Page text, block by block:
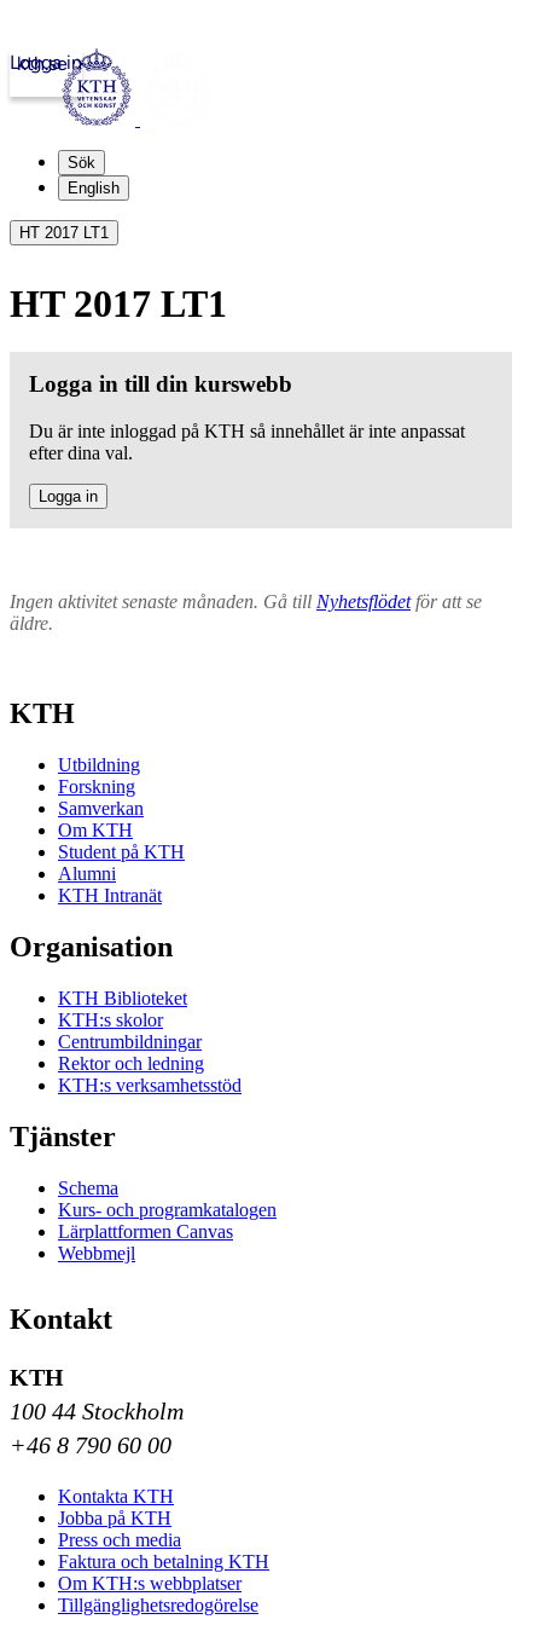
kth.se
Logga in
Sök
English
HT 2017 LT1
HT 2017 LT1
Logga in till din kurswebb
Du är inte inloggad på KTH så innehållet är inte anpassat
efter dina val.
Logga in
Ingen aktivitet senaste månaden. Gå till Nyhetsflödetför att se
äldre.
KTH
Utbildning
Forskning
Samverkan
Om KTH
Student på KTH
Alumni
KTH Intranät
Organisation
KTH Biblioteket
KTH:s skolor
Centrumbildningar
Rektor och ledning
KTH:s verksamhetsstöd
Tjänster
Schema
Kurs- och programkatalogen
Lärplattformen Canvas
Webbmejl
Kontakt
KTH
100 44 Stockholm
+46 8 790 60 00
Kontakta KTH
Jobba på KTH
Press och media
Faktura och betalning KTH
Om KTH:s webbplatser
Tillgänglighetsredogörelse